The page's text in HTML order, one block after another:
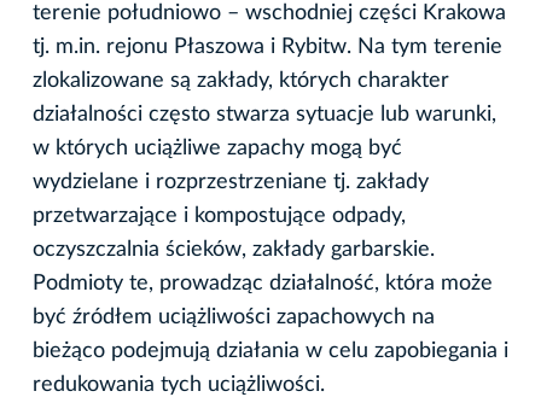
terenie południowo – wschodniej części Krakowa
tj. m.in. rejonu Płaszowa i Rybitw. Na tym terenie
zlokalizowane są zakłady, których charakter
działalności często stwarza sytuacje lub warunki,
w których uciążliwe zapachy mogą być
wydzielane i rozprzestrzeniane tj. zakłady
przetwarzające i kompostujące odpady,
oczyszczalnia ścieków, zakłady garbarskie.
Podmioty te, prowadząc działalność, która może
być źródłem uciążliwości zapachowych na
bieżąco podejmują działania w celu zapobiegania i
redukowania tych uciążliwości.